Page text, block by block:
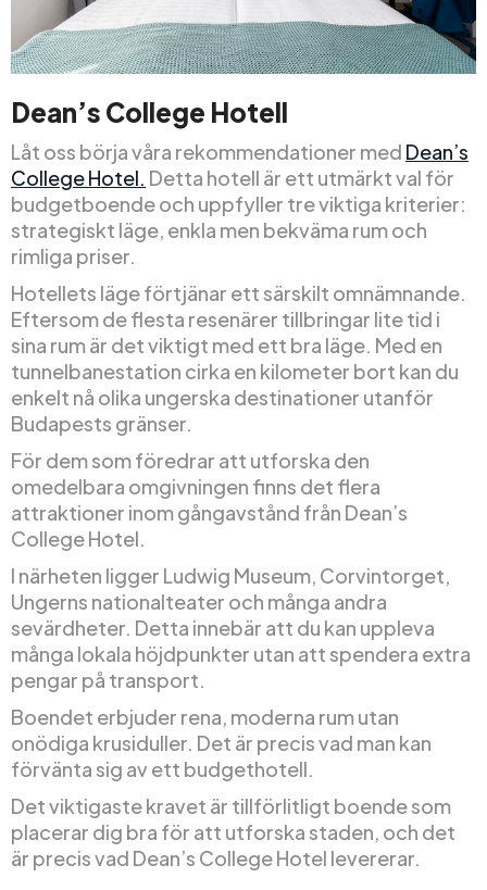
Dean’s College Hotell
Låt oss börja våra rekommendationer med Dean’s
College Hotel. Detta hotell är ett utmärkt val för
budgetboende och uppfyller tre viktiga kriterier:
strategiskt läge, enkla men bekväma rum och
rimliga priser.
Hotellets läge förtjänar ett särskilt omnämnande.
Eftersom de flesta resenärer tillbringar lite tid i
sina rum är det viktigt med ett bra läge. Med en
tunnelbanestation cirka en kilometer bort kan du
enkelt nå olika ungerska destinationer utanför
Budapests gränser.
För dem som föredrar att utforska den
omedelbara omgivningen finns det flera
attraktioner inom gångavstånd från Dean’s
College Hotel.
I närheten ligger Ludwig Museum, Corvintorget,
Ungerns nationalteater och många andra
sevärdheter. Detta innebär att du kan uppleva
många lokala höjdpunkter utan att spendera extra
pengar på transport.
Boendet erbjuder rena, moderna rum utan
onödiga krusiduller. Det är precis vad man kan
förvänta sig av ett budgethotell.
Det viktigaste kravet är tillförlitligt boende som
placerar dig bra för att utforska staden, och det
är precis vad Dean’s College Hotel levererar.